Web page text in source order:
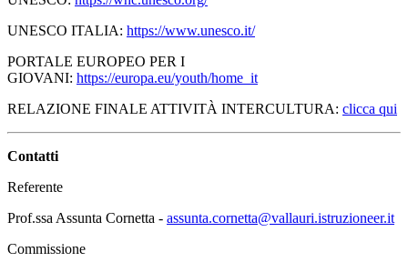
UNESCO ITALIA: https://www.unesco.it/
PORTALE EUROPEO PER I
GIOVANI: https://europa.eu/youth/home_it
RELAZIONE FINALE ATTIVITÀ INTERCULTURA: clicca qui
Contatti
Referente
Prof.ssa Assunta Cornetta - assunta.cornetta@vallauri.istruzioneer.it
Commissione